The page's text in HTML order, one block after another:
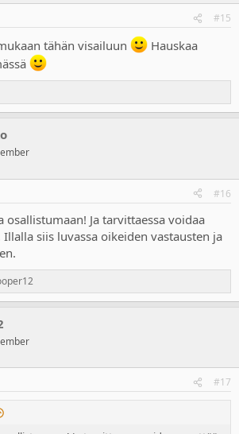
#15
tähän visailuun
Hauskaa
#16
Ja tarvittaessa voidaa
siis luvassa oikeiden vastausten ja
#17